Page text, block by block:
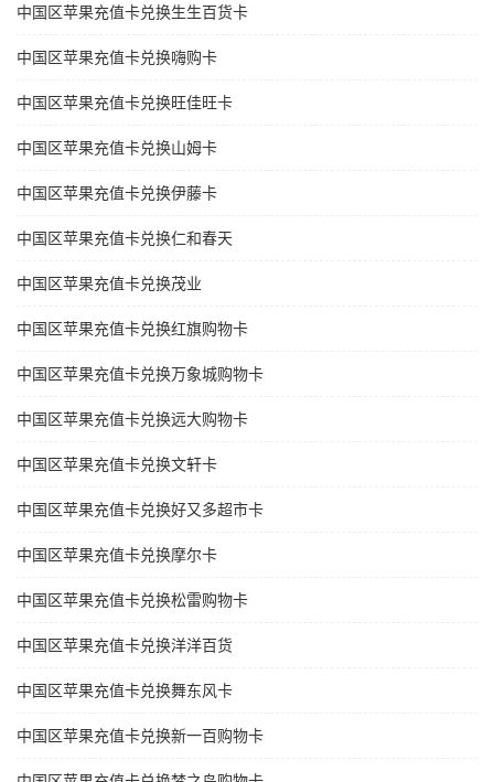
中国区苹果充值卡兑换生生百货卡
中国区苹果充值卡兑换嗨购卡
中国区苹果充值卡兑换旺佳旺卡
中国区苹果充值卡兑换山姆卡
中国区苹果充值卡兑换伊藤卡
中国区苹果充值卡兑换仁和春天
中国区苹果充值卡兑换茂业
中国区苹果充值卡兑换红旗购物卡
中国区苹果充值卡兑换万象城购物卡
中国区苹果充值卡兑换远大购物卡
中国区苹果充值卡兑换文轩卡
中国区苹果充值卡兑换好又多超市卡
中国区苹果充值卡兑换摩尔卡
中国区苹果充值卡兑换松雷购物卡
中国区苹果充值卡兑换洋洋百货
中国区苹果充值卡兑换舞东风卡
中国区苹果充值卡兑换新一百购物卡